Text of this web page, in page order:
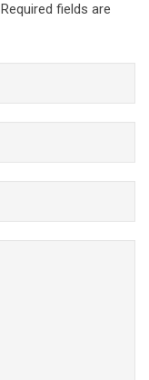
Required fields are